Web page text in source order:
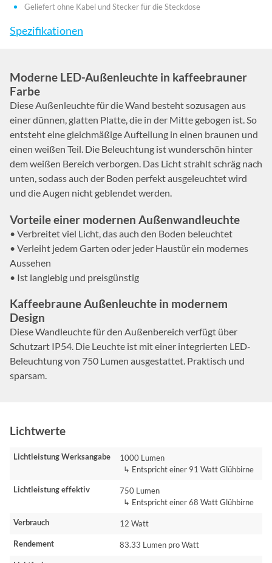
Geliefert ohne Kabel und Stecker für die Steckdose
Spezifikationen
Moderne LED-Außenleuchte in kaffeebrauner
Farbe
Diese Außenleuchte für die Wand besteht sozusagen aus
einer dünnen, glatten Platte, die in der Mitte gebogen ist. So
entsteht eine gleichmäßige Aufteilung in einen braunen und
einen weißen Teil. Die Beleuchtung ist wunderschön hinter
dem weißen Bereich verborgen. Das Licht strahlt schräg nach
unten, sodass auch der Boden perfekt ausgeleuchtet wird
und die Augen nicht geblendet werden.
Vorteile einer modernen Außenwandleuchte
• Verbreitet viel Licht, das auch den Boden beleuchtet
• Verleiht jedem Garten oder jeder Haustür ein modernes
Aussehen
• Ist langlebig und preisgünstig
Kaffeebraune Außenleuchte in modernem
Design
Diese Wandleuchte für den Außenbereich verfügt über
Schutzart IP54. Die Leuchte ist mit einer integrierten LED-
Beleuchtung von 750 Lumen ausgestattet. Praktisch und
sparsam.
Lichtwerte
Lichtleistung Werksangabe
1000 Lumen
↳ Entspricht einer 91 Watt Glühbirne
Lichtleistung effektiv
750 Lumen
↳ Entspricht einer 68 Watt Glühbirne
Verbrauch 12 Watt
Rendement 83.33 Lumen pro Watt